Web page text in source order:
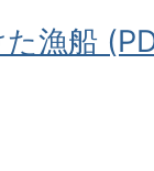
漁船